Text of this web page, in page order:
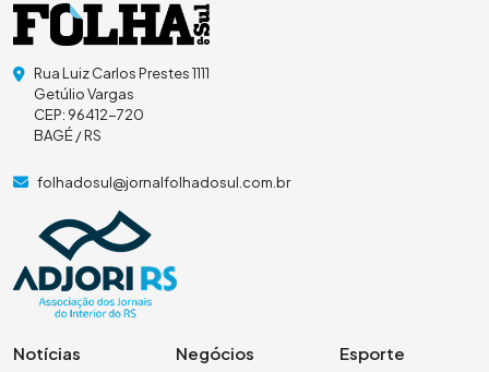
Rua Luiz Carlos Prestes 1111
Getúlio Vargas
CEP: 96412-720
BAGÉ / RS
folhadosul@jornalfolhadosul.com.br
Notícias Negócios Esporte